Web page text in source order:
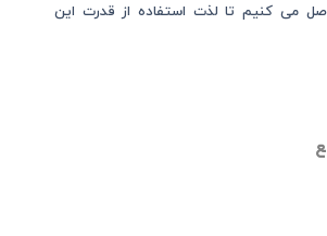
می کنیم تا لذت استفاده از قدرت این